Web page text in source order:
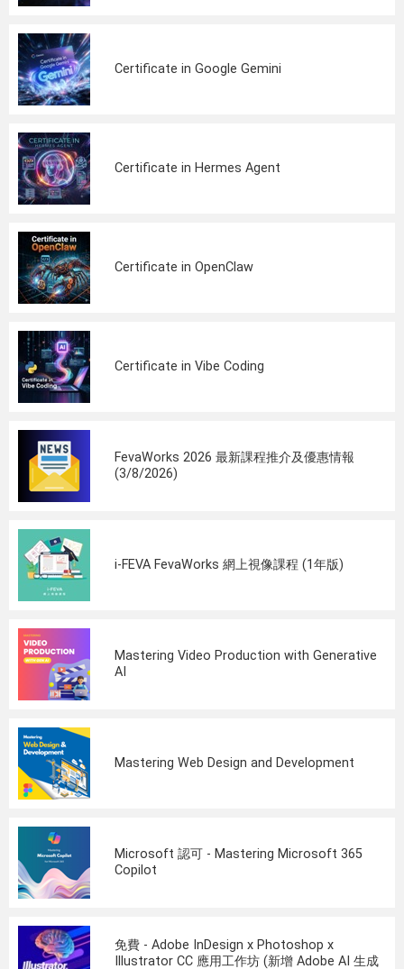
Certificate in Google Gemini
Certificate in Hermes Agent
Certificate in OpenClaw
Certificate in Vibe Coding
FevaWorks 2026 最新課程推介及優惠情報
(3/8/2026)
i-FEVA FevaWorks 網上視像課程 (1年版)
Mastering Video Production with Generative
AI
Mastering Web Design and Development
Microsoft 認可 - Mastering Microsoft 365
Copilot
免費 - Adobe InDesign x Photoshop x
Illustrator CC 應用工作坊 (新增 Adobe AI 生成